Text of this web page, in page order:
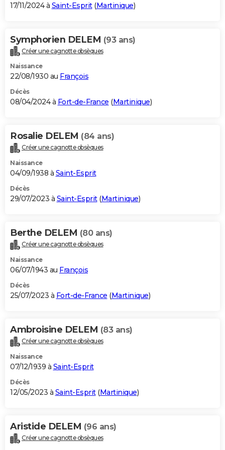
17/11/2024 à Saint-Esprit(Martinique)
Symphorien DELEM (93 ans)
Créer une cagnotte obsèques
Naissance
22/08/1930 au François
Décès
08/04/2024 à Fort-de-France (Martinique)
Rosalie DELEM (84 ans)
Créer une cagnotte obsèques
Naissance
04/09/1938 à Saint-Esprit
Décès
29/07/2023 à Saint-Esprit(Martinique)
Berthe DELEM (80 ans)
Créer une cagnotte obsèques
Naissance
06/07/1943 au François
Décès
25/07/2023 à Fort-de-France (Martinique)
Ambroisine DELEM (83 ans)
Créer une cagnotte obsèques
Naissance
07/12/1939 à Saint-Esprit
Décès
12/05/2023 à Saint-Esprit(Martinique)
Aristide DELEM (96 ans)
Créer une cagnotte obsèques